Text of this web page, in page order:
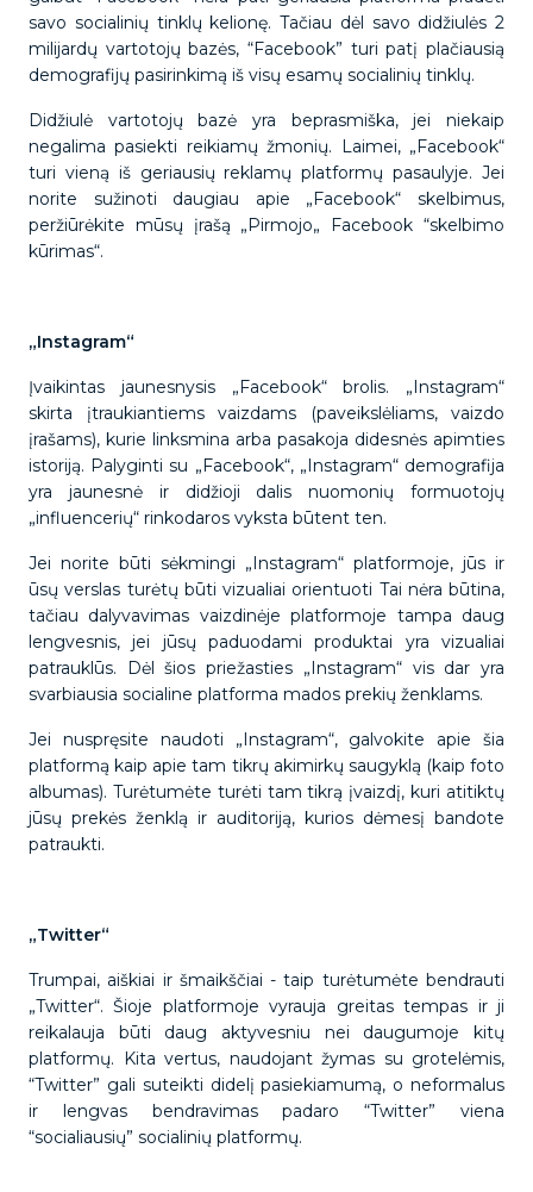
savo socialinių tinklų kelionę. Tačiau dėl savo didžiulės 2
milijardų vartotojų bazės, “Facebook” turi patį plačiausią
demografijų pasirinkimą iš visų esamų socialinių tinklų.
Didžiulė vartotojų bazė yra beprasmiška, jei niekaip
negalima pasiekti reikiamų žmonių. Laimei, „Facebook“
turi vieną iš geriausių reklamų platformų pasaulyje. Jei
norite sužinoti daugiau apie „Facebook“ skelbimus,
peržiūrėkite mūsų įrašą „Pirmojo„ Facebook “skelbimo
kūrimas“.
„Instagram“
Įvaikintas jaunesnysis „Facebook“ brolis. „Instagram“
skirta įtraukiantiems vaizdams (paveikslėliams, vaizdo
įrašams), kurie linksmina arba pasakoja didesnės apimties
istoriją. Palyginti su „Facebook“, „Instagram“ demografija
yra jaunesnė ir didžioji dalis nuomonių formuotojų
„influencerių“ rinkodaros vyksta būtent ten.
Jei norite būti sėkmingi „Instagram“ platformoje, jūs ir
ūsų verslas turėtų būti vizualiai orientuoti Tai nėra būtina,
tačiau dalyvavimas vaizdinėje platformoje tampa daug
lengvesnis, jei jūsų paduodami produktai yra vizualiai
patrauklūs. Dėl šios priežasties „Instagram“ vis dar yra
svarbiausia socialine platforma mados prekių ženklams.
Jei nuspręsite naudoti „Instagram“, galvokite apie šia
platformą kaip apie tam tikrų akimirkų saugyklą (kaip foto
albumas). Turėtumėte turėti tam tikrą įvaizdį, kuri atitiktų
jūsų prekės ženklą ir auditoriją, kurios dėmesį bandote
patraukti.
„Twitter“
Trumpai, aiškiai ir šmaikščiai - taip turėtumėte bendrauti
„Twitter“. Šioje platformoje vyrauja greitas tempas ir ji
reikalauja būti daug aktyvesniu nei daugumoje kitų
platformų. Kita vertus, naudojant žymas su grotelėmis,
“Twitter” gali suteikti didelį pasiekiamumą, o neformalus
ir lengvas bendravimas padaro “Twitter” viena
“socialiausių” socialinių platformų.